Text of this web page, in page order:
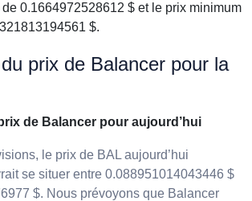
0.1664972528612 $ et le prix minimum
$.
prix de Balancer pour la
de Balancer pour aujourd’hui
le prix de BAL aujourd’hui
se situer entre 0.088951014043446 $
$. Nous prévoyons que Balancer